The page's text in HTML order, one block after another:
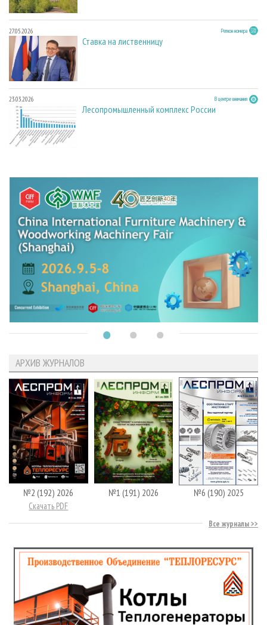
27.05.2026 Регион номера
Ставка на лиственницу
23.03.2026 В центре внимания
Лесопромышленный комплекс России
АРХИВ ЖУРНАЛОВ
№2 (192) 2026
Скачать PDF
№1 (191) 2026 №6 (190) 2025
Все журналы